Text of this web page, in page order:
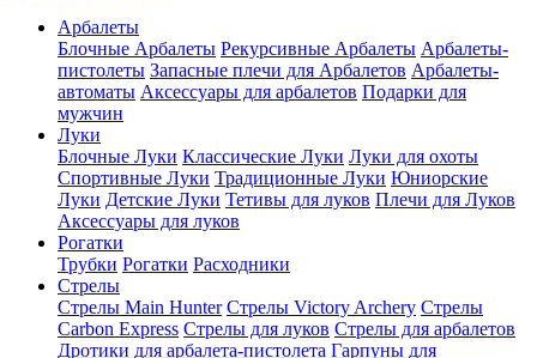
Арбалеты
Блочные Арбалеты Рекурсивные Арбалеты Арбалеты-
пистолеты Запасные плечи для Арбалетов Арбалеты-
автоматы Аксессуары для арбалетов Подарки для
мужчин
Луки
Блочные Луки Классические Луки Луки для охоты
Спортивные Луки Традиционные Луки Юниорские
Луки Детские Луки Тетивы для луков Плечи для Луков
Аксессуары для луков
Рогатки
Трубки Рогатки Расходники
Стрелы
Стрелы Main Hunter Стрелы Victory Archery Стрелы
Carbon Express Стрелы для луков Стрелы для арбалетов
Дротики для арбалета-пистолета Гарпуны для